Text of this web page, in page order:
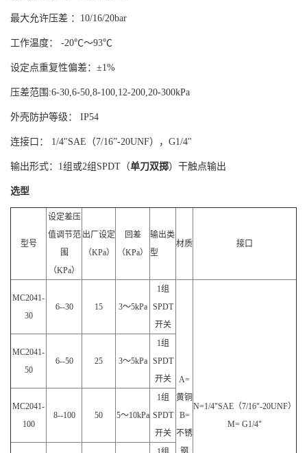
最大允许压差 ：10/16/20bar
工作温度： -20℃～93℃
设定点重复性偏差：±1%
压差范围:6-30,6-50,8-100,12-200,20-300kPa
外壳防护等级： IP54
连接口： 1/4"SAE（7/16”-20UNF），G1/4"
输出形式：1组或2组SPDT（单刀双掷）干触点输出
选型
型号
设定差压
值调节范
围
（KPa）
出厂设定
（KPa）
回差
（KPa）
输出类
型
材质 接口
MC2041-
30
6--30 15 3～5kPa
1组
SPDT
开关
A=
黄铜
B=
不锈
N=1/4"SAE（7/16"-20UNF）
M= G1/4"
MC2041-
50
6--50 25 3～5kPa
1组
SPDT
开关
MC2041-
100
8--100 50 5～10kPa
1组
SPDT
开关